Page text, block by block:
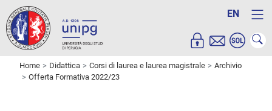
EN
Home Didattica Corsi di laurea e laurea magistrale
Archivio
Offerta Formativa 2022/23